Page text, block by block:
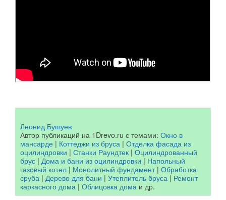
Леонид Бушуев
Автор публикаций на 1Drevo.ru с темами: Окно в
мансарде | Коттеджи из бруса | Отделка фасада из
оцилиндровки | Станки Раундтек | Оцилиндрованный
брус | Дома и бани из оцилиндровки | Напольный
газовый котел | Монолитный фундамент| Обработка
сруба | Дерево для бани | Утеплитель бруса |Ремонт
каркасного дома | Облицовка дома и др.